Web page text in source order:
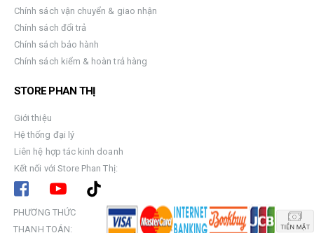
Chính sách vận chuyển & giao nhận
Chính sách đổi trả
Chính sách bảo hành
Chính sách kiểm & hoàn trả hàng
STORE PHAN THỊ
Giới thiệu
Hệ thống đại lý
Liên hệ hợp tác kinh doanh
Kết nối với Store Phan Thị:
PHƯƠNG THỨC
THANH TOÁN: